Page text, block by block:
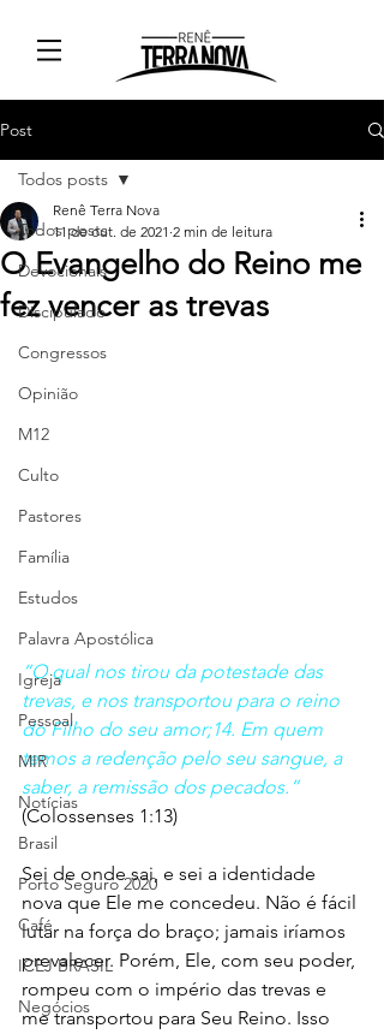
Post
Todos posts
Devocionais
Discipulado
Congressos
Opinião
M12
Culto
Pastores
Família
Estudos
Palavra Apostólica
Igreja
Pessoal
MIR
Notícias
Brasil
Porto Seguro 2020
Café
ICEJ BRASIL
Negócios
Todos posts
O Evangelho do Reino me
fez vencer as trevas
Renê Terra Nova
11 de out. de 2021 2 min de leitura
“O qual nos tirou da potestade das
trevas, e nos transportou para o reino
do Filho do seu amor;14. Em quem
temos a redenção pelo seu sangue, a
saber, a remissão dos pecados.”
(Colossenses 1:13)
Sei de onde sai, e sei a identidade
nova que Ele me concedeu. Não é fácil
lutar na força do braço; jamais iríamos
prevalecer. Porém, Ele, com seu poder,
rompeu com o império das trevas e
me transportou para Seu Reino. Isso